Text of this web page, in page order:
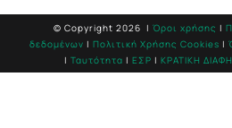
© Copyright 2026 | Όροι χρήσης |
δεδομένων | Πολιτική Χρήσης Cookies |
| Ταυτότητα | ΕΣΡ | ΚΡΑΤΙΚΗ